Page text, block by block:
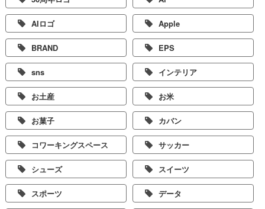
AIロゴ Apple
BRAND EPS
sns インテリア
お土産 お米
お菓子 カバン
コワーキングスペース サッカー
シューズ スイーツ
スポーツ データ